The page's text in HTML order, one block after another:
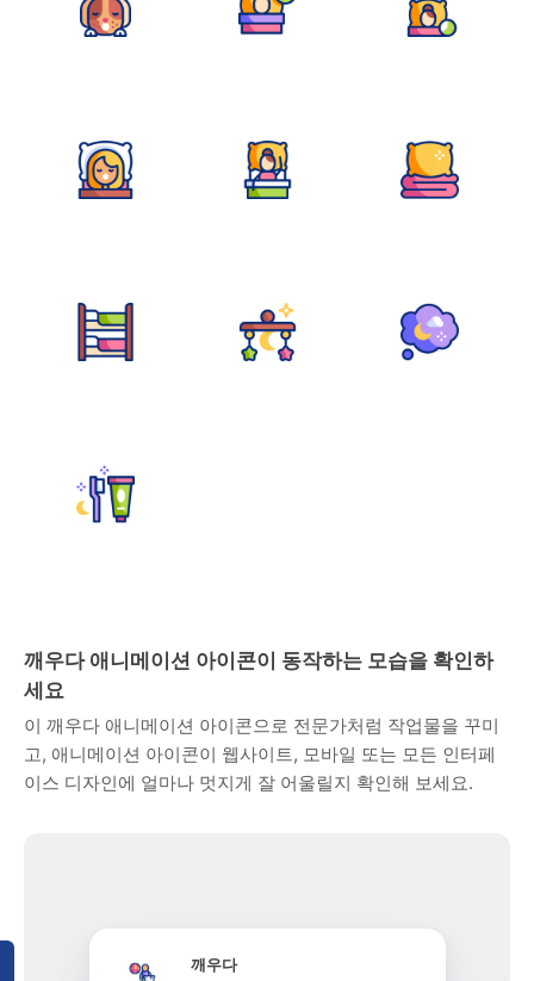
깨우다 애니메이션 아이콘이 동작하는 모습을 확인하
세요
이 깨우다 애니메이션 아이콘으로 전문가처럼 작업물을 꾸미
고, 애니메이션 아이콘이 웹사이트, 모바일 또는 모든 인터페
이스 디자인에 얼마나 멋지게 잘 어울릴지 확인해 보세요.
깨우다